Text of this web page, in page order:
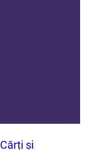
Cărți și